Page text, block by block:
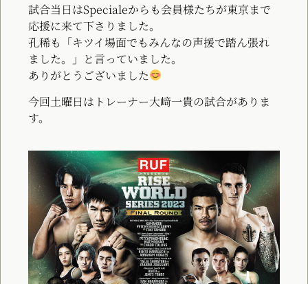
試合当日はSpecialeからも会員様たちが東京まで
応援に来て下さりました。
孔稀も「キツイ場面でもみんなの声援で踏ん張れ
ました。」と言っていました。
ありがとうございました
今回土曜日はトレーナー大﨑一貴の試合がありま
す。